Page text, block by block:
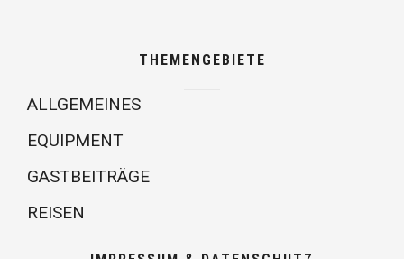
THEMENGEBIETE
ALLGEMEINES
EQUIPMENT
GASTBEITRÄGE
REISEN